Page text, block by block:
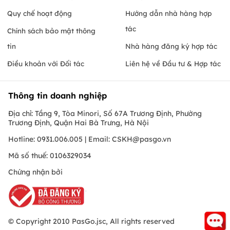
Quy chế hoạt động
Chính sách bảo mật thông
tin
Điều khoản với Đối tác
Hướng dẫn nhà hàng hợp
tác
Nhà hàng đăng ký hợp tác
Liên hệ về Đầu tư & Hợp tác
Thông tin doanh nghiệp
Địa chỉ: Tầng 9, Tòa Minori, Số 67A Trương Định, Phường
Trương Định, Quận Hai Bà Trưng, Hà Nội
Hotline: 0931.006.005 | Email: CSKH@pasgo.vn
Mã số thuế: 0106329034
Chứng nhận bởi
© Copyright 2010 PasGo.jsc, All rights reserved